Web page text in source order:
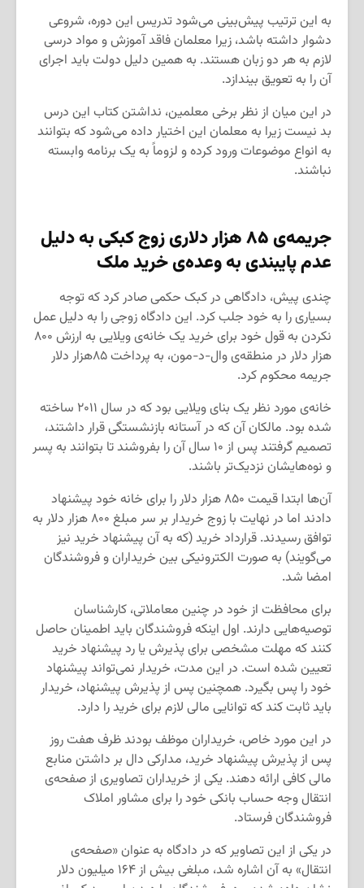
به این ترتیب پیش‌بینی می‌شود تدریس این دوره، شروعی
دشوار داشته باشد، زیرا معلمان فاقد آموزش و مواد درسی
لازم به هر دو زبان هستند. به همین دلیل دولت باید اجرای
آن را به تعویق بیندازد.
در این میان از نظر برخی معلمین، نداشتن کتاب این درس
بد نیست زیرا به معلمان این اختیار داده می‌شود که بتوانند
به انواع موضوعات ورود کرده و لزوماً به یک برنامه وابسته
نباشند.
جریمه‌ی۸۵هزار دلاری زوج کبکی به دلیل
عدم پایبندی به وعده‌ی خرید ملک
چندی پیش، دادگاهی در کبک حکمی صادر کرد که توجه
بسیاری را به خود جلب کرد. این دادگاه زوجی را به دلیل عمل
نکردن به قول خود برای خرید یک خانه‌ی ویلایی به ارزش ۸۰۰
هزار دلار در منطقه‌ی وال-د-مون، به پرداخت ۸۵هزار دلار
جریمه محکوم کرد.
خانه‌ی مورد نظر یک بنای ویلایی بود که در سال ۲۰۱۱ ساخته
شده بود. مالکان آن که در آستانه بازنشستگی قرار داشتند،
تصمیم گرفتند پس از ۱۰ سال آن را بفروشند تا بتوانند به پسر
و نوه‌هایشان نزدیک‌تر باشند.
آن‌ها ابتدا قیمت ۸۵۰ هزار دلار را برای خانه خود پیشنهاد
دادند اما در نهایت با زوج خریدار بر سر مبلغ ۸۰۰ هزار دلار به
توافق رسیدند. قرارداد خرید (که به آن پیشنهاد خرید نیز
می‌گویند) به صورت الکترونیکی بین خریداران و فروشندگان
امضا شد.
برای محافظت از خود در چنین معاملاتی، کارشناسان
توصیه‌هایی دارند. اول اینکه فروشندگان باید اطمینان حاصل
کنند که مهلت مشخصی برای پذیرش یا رد پیشنهاد خرید
تعیین شده است. در این مدت، خریدار نمی‌تواند پیشنهاد
خود را پس بگیرد. همچنین پس از پذیرش پیشنهاد، خریدار
باید ثابت کند که توانایی مالی لازم برای خرید را دارد.
در این مورد خاص، خریداران موظف بودند ظرف هفت روز
پس از پذیرش پیشنهاد خرید، مدارکی دال بر داشتن منابع
مالی کافی ارائه دهند. یکی از خریداران تصاویری از صفحه‌ی
انتقال وجه حساب بانکی خود را برای مشاور املاک
فروشندگان فرستاد.
در یکی از این تصاویر که در دادگاه به عنوان «صفحه‌ی
انتقال» به آن اشاره شد، مبلغی بیش از ۱۶۴ میلیون دلار